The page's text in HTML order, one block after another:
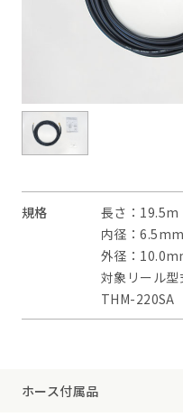
規格
長さ：19.5m
内径：6.5mm
外径：
対象リール
THM-220SA
ホース付属品